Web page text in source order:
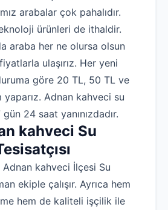
arabalar çok pahalıdır.
ürünleri de ithaldir.
araba her ne olursa olsun
ulaşırız. Her yeni
göre 20 TL, 50 TL ve
Adnan kahveci su
gün 24 saat yanınızdadır.
kahveci Su
kahveci İlçesi Su
ekiple çalışır. Ayrıca hem
hem de kaliteli işçilik ile